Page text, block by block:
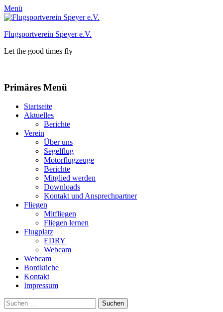
Menü
Flugsportverein Speyer e.V.
Let the good times fly
Primäres Menü
Zum
Inhalt
Startseite
Aktuelles
Berichte
Verein
Über uns
Segelflug
Motorflugzeuge
Berichte
Mitglied werden
Downloads
Kontakt und Ansprechpartner
Fliegen
Mitfliegen
Fliegen lernen
Flugplatz
EDRY
Webcam
Webcam
Bordküche
Kontakt
Impressum
Suchen
Suchen